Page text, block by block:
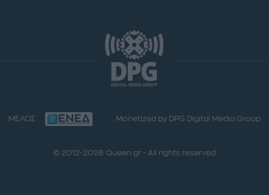
ΜΕΛΟΣ Monetized by DPG Digital Media Group
© 2012-2026 Queen.gr - All rights reserved